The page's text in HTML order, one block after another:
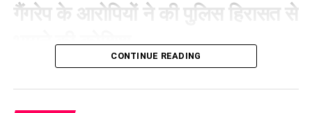
गैंगरेप के आरोपियों ने की पुलिस हिरासत से
भागने की कोशिश
गैंगरेप मामले में पुलिस दोनों आरोपियों को घटनास्थल पर क्राइम
सीन रिक्रिएट कराने के बाद वापस कोतवाली लेकर लौट रही थी।
CONTINUE READING